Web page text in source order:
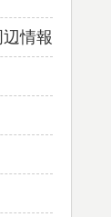
情報